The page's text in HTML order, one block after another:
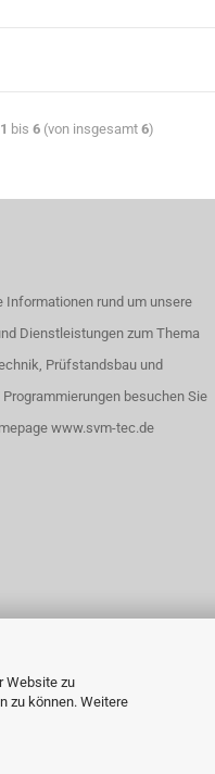
Website zu
zu können. Weitere
1 bis6 (von insgesamt6)
Informationen rund um unsere
Dienstleistungen zum Thema
Prüfstandsbau und
Programmierungen besuchen Sie
www.svm-tec.de